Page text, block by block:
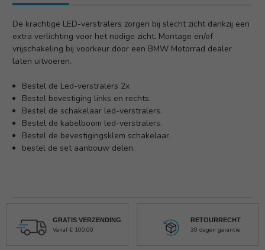
De krachtige LED-verstralers zorgen bij slecht zicht dankzij een
extra verlichting voor het nodige zicht. Montage en/of
vrijschakeling bij voorkeur door een BMW Motorrad dealer
laten uitvoeren.
Bestel de Led-verstralers 2x
Bestel bevestiging links en rechts.
Bestel de schakelaar led-verstralers.
Bestel de kabelboom led-verstralers.
Bestel de bevestigingsklem schakelaar.
bestel de set aanbouw delen.
GRATIS VERZENDING
Vanaf € 100,00
RETOURRECHT
30 dagen garantie